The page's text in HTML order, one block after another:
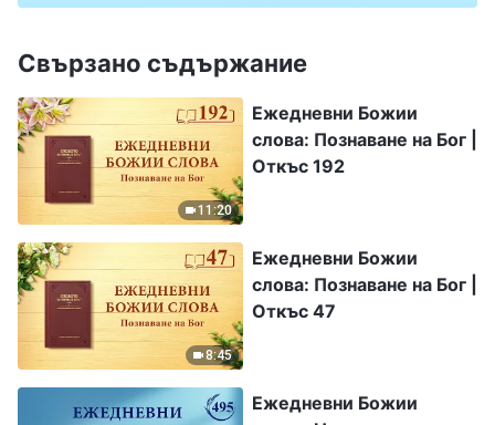
Свързано съдържание
11:20
Ежедневни Божии
слова: Познаване на Бог |
Откъс 192
8:45
Ежедневни Божии
слова: Познаване на Бог |
Откъс 47
Ежедневни Божии